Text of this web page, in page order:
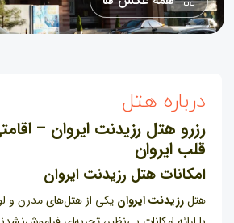
درباره هتل
رزرو هتل رزیدنت ایروان –
قلب ایروان
امکانات هتل رزیدنت ایروان
هتلرزیدنت ایروان یکی از هتل‌های مدرن و